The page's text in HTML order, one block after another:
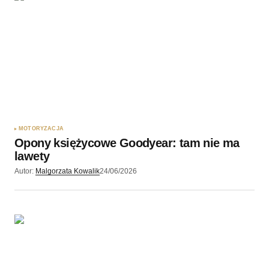
MOTORYZACJA
Opony księżycowe Goodyear: tam nie ma
lawety
Autor: Malgorzata Kowalik24/06/2026